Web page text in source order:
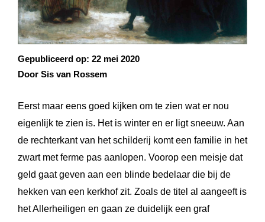
Gepubliceerd op: 22 mei 2020
Door Sis van Rossem
Eerst maar eens goed kijken om te zien wat er nou
eigenlijk te zien is. Het is winter en er ligt sneeuw. Aan
de rechterkant van het schilderij komt een familie in het
zwart met ferme pas aanlopen. Voorop een meisje dat
geld gaat geven aan een blinde bedelaar die bij de
hekken van een kerkhof zit. Zoals de titel al aangeeft is
het Allerheiligen en gaan ze duidelijk een graf